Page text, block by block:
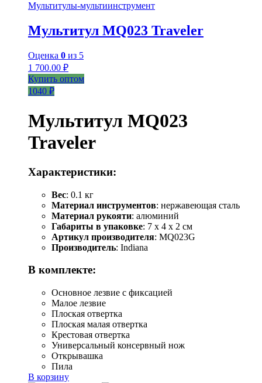
Мультитулы-мультиинструмент
Мультитул MQ023 Traveler
Оценка 0 из 5
1 700.00 ₽
Купить оптом
1040 ₽
Мультитул MQ023
Traveler
Характеристики:
Вес: 0.1 кг
Материал инструментов: нержавеющая сталь
Материал рукояти: алюминий
Габариты в упаковке: 7 x 4 x 2 см
Артикул производителя: MQ023G
Производитель: Indiana
В комплекте:
Основное лезвие с фиксацией
Малое лезвие
Плоская отвертка
Плоская малая отвертка
Крестовая отвертка
Универсальный консервный нож
Открывашка
Пила
В корзину